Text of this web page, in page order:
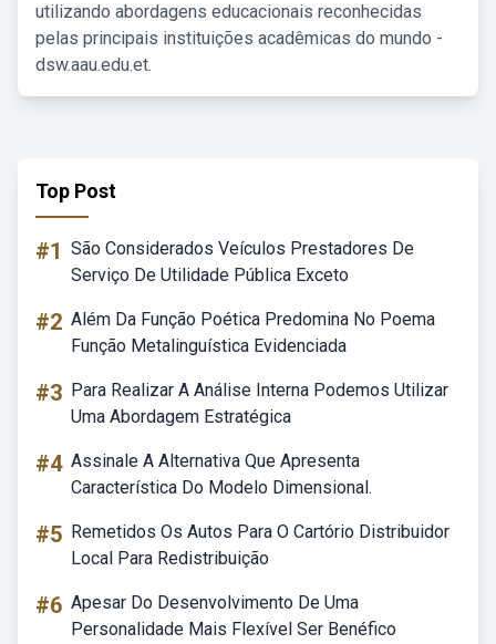
utilizando abordagens educacionais reconhecidas
pelas principais instituições acadêmicas do mundo -
dsw.aau.edu.et.
Top Post
#1 São Considerados Veículos Prestadores De
Serviço De Utilidade Pública Exceto
#2 Além Da Função Poética Predomina No Poema
Função Metalinguística Evidenciada
#3 Para Realizar A Análise Interna Podemos Utilizar
Uma Abordagem Estratégica
#4 Assinale A Alternativa Que Apresenta
Característica Do Modelo Dimensional.
#5 Remetidos Os Autos Para O Cartório Distribuidor
Local Para Redistribuição
#6 Apesar Do Desenvolvimento De Uma
Personalidade Mais Flexível Ser Benéfico